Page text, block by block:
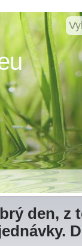
den, z